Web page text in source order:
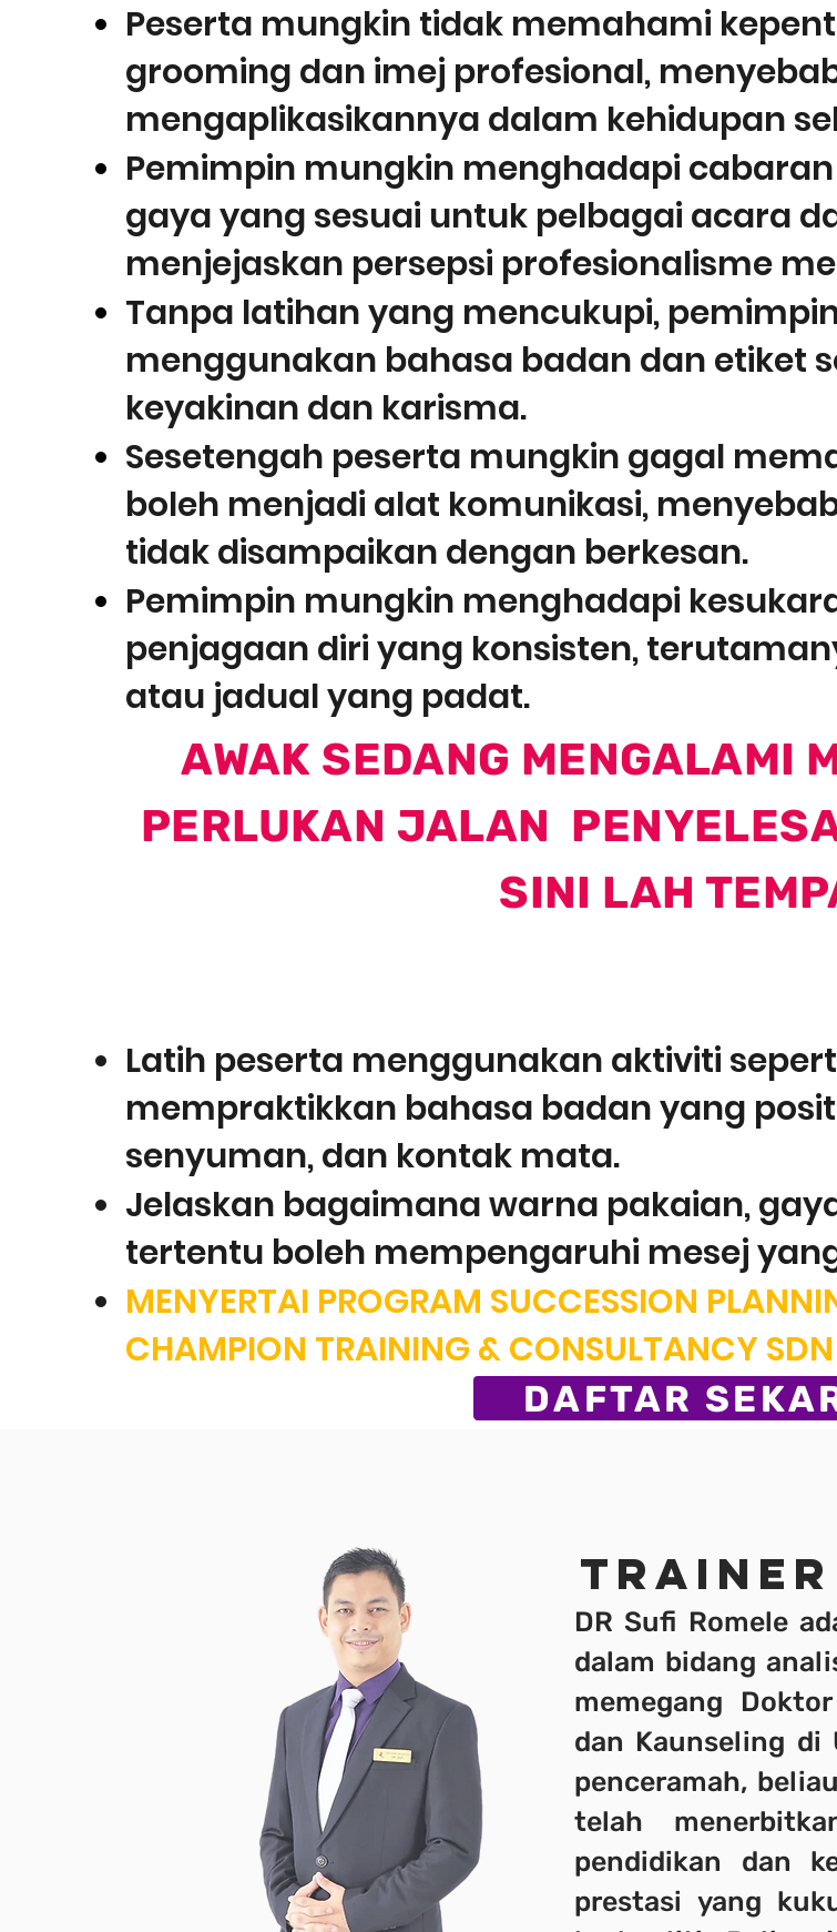
Peserta mungkin tidak memahami
grooming dan imej profesional,
mengaplikasikannya dalam kehidupan
Pemimpin mungkin menghadapi
gaya yang sesuai untuk pelbagai acara
menjejaskan persepsi profesionalisme
Tanpa latihan yang mencukupi,
menggunakan bahasa badan dan etiket
keyakinan dan karisma.
Sesetengah peserta mungkin gagal
boleh menjadi alat komunikasi,
tidak disampaikan dengan berkesan.
Pemimpin mungkin menghadapi
penjagaan diri yang konsisten,
atau jadual yang padat.
AWAK SEDANG MENGALAMI
PERLUKAN JALAN
SINI LAH
Latih peserta menggunakan aktiviti
mempraktikkan bahasa badan yang
senyuman, dan kontak mata.
Jelaskan bagaimana warna pakaian,
tertentu boleh mempengaruhi mesej
MENYERTAI PROGRAM SUCCESSION
CHAMPION TRAINING & CONSULTANCY
DAFTAR
DR Sufi Romele
dalam bidang
memegang
dan Kaunseling di
penceramah,
telah
pendidikan dan
prestasi yang